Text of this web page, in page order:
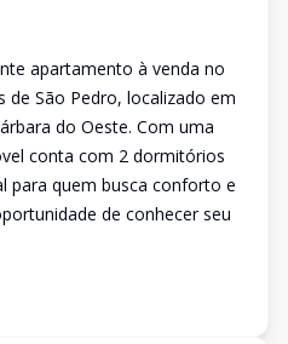
apartamento à venda no
São Pedro, localizado em
do Oeste. Com uma
conta com 2 dormitórios
para quem busca conforto e
de conhecer seu